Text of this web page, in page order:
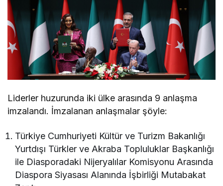
Liderler huzurunda iki ülke arasında 9 anlaşma
imzalandı. İmzalanan anlaşmalar şöyle:
Türkiye Cumhuriyeti Kültür ve Turizm Bakanlığı
Yurtdışı Türkler ve Akraba Topluluklar Başkanlığı
ile Diasporadaki Nijeryalılar Komisyonu Arasında
Diaspora Siyasası Alanında İşbirliği Mutabakat